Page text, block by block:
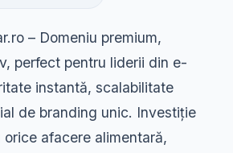
– Domeniu premium,
perfect pentru liderii din e-
instantă, scalabilitate
de branding unic. Investiție
afacere alimentară,